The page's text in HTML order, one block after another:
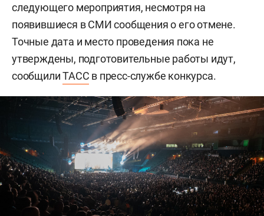
следующего мероприятия, несмотря на
появившиеся в СМИ сообщения о его отмене.
Точные дата и место проведения пока не
утверждены, подготовительные работы идут,
сообщилиТАСС в пресс-службе конкурса.